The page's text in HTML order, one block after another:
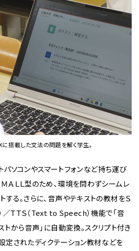
に搭載した文法の問題を解く学生。
パソコンやスマートフォンなど持ち運び
ＡＬＬ型のため、環境を問わずシームレ
る。さらに、音声やテキストの教材をＳ
ＴＴＳ（Text to Speech）機能で「音
トから音声」に自動変換。スクリプト付き
定されたディクテーション教材などを